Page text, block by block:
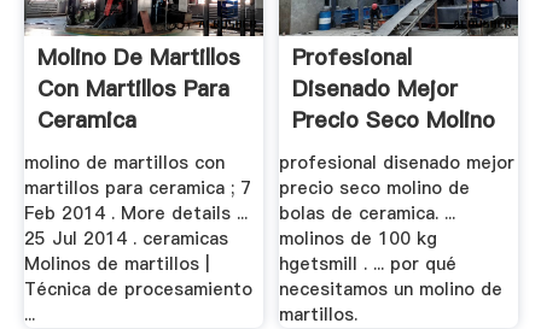
Molino De Martillos
Con Martillos Para
Ceramica
molino de martillos con
martillos para ceramica ; 7
Feb 2014 . More details ...
25 Jul 2014 . ceramicas
Molinos de martillos |
Técnica de procesamiento
...
Profesional
Disenado Mejor
Precio Seco Molino
De .
profesional disenado mejor
precio seco molino de
bolas de ceramica. ...
molinos de 100 kg
hgetsmill . ... por qué
necesitamos un molino de
martillos.